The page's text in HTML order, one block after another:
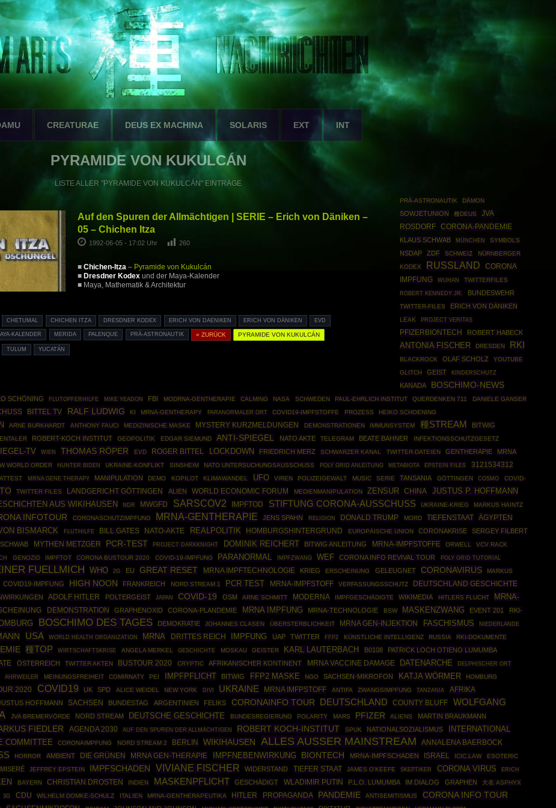
CREATURAE DEUS EX MACHINA SOLARIS EXT INT
PYRAMIDE VON KUKULCÁN
LISTE ALLER "PYRAMIDE VON KUKULCÁN" EINTRÄGE
Auf den Spuren der Allmächtigen | SERIE – Erich von Däniken –
05 – Chichen Itza
1992-06-05 - 17:02 Uhr 260
■ Chichen-Itza– Pyramide von Kukulcán
■ Dresdner Kodexund der Maya-Kalender
■ Maya, Mathematik & Architektur
CHETUMAL CHICHEN ITZA DRESDNER KODEX ERICH VON DAENIKEN ERICH VON DÄNIKEN EVD
KALENDER MERIDA PALENQUE PRÄ-ASTRONAUTIK « ZURÜCK PYRAMIDE VON KUKULCÁN
TULUM YUCATÁN
PRÄ-ASTRONAUTIK DÄMON
SOWJETUNION 種DEUS
JVA
ROSDORF CORONA-PANDEMIE
KLAUS SCHWAB MÜNCHEN SYMBOLS
NSDAP ZDF SCHWEIZ
NÜRNBERGER
KODEX
RUSSLAND
CORONA
IMPFUNG
WUHAN
TWITTERFILES
ROBERT KENNEDY JR.
BUNDESWEHR
TWITTER-FILES ERICH VON DÄNIKEN
LEAK PROJECT VERITAS
PFIZERBIONTECH ROBERT HABECK
ANTONIA FISCHER DRESDEN RKI
BLACKROCK OLAF SCHOLZ
YOUTUBE
GLITCH
GEIST KINDERSCHUTZ
KANADA BOSCHIMO-NEWS
SCHÖNING FLUTOPFERHILFE MIKE YEADON FBI MODRNA-GENTHERAPIE CALMING NASA SCHWEDEN PAUL-EHRLICH INSTITUT QUERDENKEN 711 DANIELE GANSER
BITTEL TV RALF LUDWIG KI MRNA-GENTHERAPY PARANORMALER ORT COVID19-IMPFSTOFFE PROZESS HEIKO SCHOENING
ARNE BURKHARDT ANTHONY FAUCI MEDIZINISCHE MASKE MYSTERY KURZMELDUNGEN DEMONSTRATIONEN IMMUNSYSTEM 種STREAM
BITWIG
ROBERT-KOCH INSTITUT GEOPOLITIK EDGAR SIEMUND ANTI-SPIEGEL NATO AKTE TELEGRAM BEATE BAHNER
INFEKTIONSSCHUTZGESETZ
TV WIEN THOMAS RÖPER EVD ROGER BITTEL LOCKDOWN FRIEDRICH MERZ SCHWARZER KANAL TWITTER-DATEIEN GENTHERAPIE
MRNA
WORLD ORDER HUNTER BIDEN UKRAINE-KONFLIKT SINSHEIM NATO UNTERSUCHUNGSAUSSCHUSS POLY GRID ANLEITUNG METABIOTA EPSTEIN FILES 3121534312
MRNA GENE THERAPY MANIPULATION DEMO KOPILOT KLIMAWANDEL UFO VIREN POLIZEIGEWALT MUSIC SERIE TANSANIA GÖTTINGEN COSMO
COVID-
TWITTER FILES LANDGERICHT GÖTTINGEN ALIEN WORLD ECONOMIC FORUM MEDIENMANIPULATION ZENSUR CHINA JUSTUS P. HOFFMANN
AUS WIKIHAUSEN NDR MWGFD SARSCOV2 IMPFTOD STIFTUNG CORONA-AUSSCHUSS UKRAINE-KRIEG MARKUS HAINTZ
INFOTOUR CORONASCHUTZIMPFUNG MRNA-GENTHERAPIE JENS SPAHN RELIGION DONALD TRUMP MORD TIEFENSTAAT ÄGYPTEN
BISMARCK FLUTHILFE BILL GATES NATO-AKTE REALPOLITIK HOMBURGSHINTERGRUND EUROPÄISCHE UNION CORONAKRISE SERGEY FILBERT
MYTHEN METZGER PCR-TEST PROJECT DARKKNIGHT DOMINIK REICHERT BITWIG ANLEITUNG MRNA-IMPFSTOFFE ORWELL
VCV RACK
GENOZID IMPFTOT CORONA BUSTOUR 2020 COVID-19-IMPFUNG PARANORMAL IMPFZWANG WEF CORONA INFO REVIVAL TOUR POLY GRID TUTORIAL
FUELLMICH WHO 2G EU GREAT RESET MRNA IMPFTECHNOLOGIE KRIEG ERSCHEINUNG GELEUGNET CORONAVIRUS
MARKUS
COVID19-IMPFUNG HIGH NOON FRANKREICH NORD STREAM 1 PCR TEST MRNA-IMPFSTOFF VERFASSUNGSSCHUTZ DEUTSCHLAND GESCHICHTE
ADOLF HITLER POLTERGEIST JAPAN COVID-19 OSM ARNE SCHMITT MODERNA IMPFGESCHÄDIGTE WIKIMEDIA HITLERS FLUCHT
MRNA-
DEMONSTRATION GRAPHENOXID CORONA-PLANDEMIE MRNA IMPFUNG MRNA-TECHNOLOGIE BSW MASKENZWANG EVENT 201
RKI-
BOSCHIMO DES TAGES DEMOKRATIE JOHANNES CLASEN ÜBERSTERBLICHKEIT MRNA GEN-INJEKTION FASCHISMUS NIEDERLANDE
USA WORLD HEALTH ORGANIZATION MRNA DRITTES REICH IMPFUNG UAP TWITTER FFP2 KÜNSTLICHE INTELLIGENZ RUSSIA RKI-DOKUMENTE
種TOP WIRTSCHAFTSKRISE ANGELA MERKEL GESCHICHTE MOSKAU GEISTER KARL LAUTERBACH B0108 PATRICK LOCH OTIENO LUMUMBA
ÖSTERREICH TWITTER AKTEN BUSTOUR 2020 CRYPTIC AFRIKANISCHER KONTINENT MRNA VACCINE DAMAGE DATENARCHE DELPHISCHER ORT
AHRWEILER MEINUNGSFREIHEIT COMIRNATY PEI IMPFPFLICHT BITWIG FFP2 MASKE NGO SACHSEN-MIKROFON KATJA WÖRMER
HOMBURG
2020 COVID19 UK SPD ALICE WEIDEL NEW YORK DIVI UKRAINE MRNA IMFPSTOFF ANTIFA ZWANGSIMPFUNG TANZANIA AFRIKA
HOFFMANN SACHSEN BUNDESTAG ARGENTINIEN FELIKS CORONAINFO TOUR DEUTSCHLAND COUNTY BLUFF
WOLFGANG
JVA BREMERVÖRDE NORD STREAM DEUTSCHE GESCHICHTE BUNDESREGIERUNG POLARITY MARS PFIZER ALIENS MARTIN BRAUKMANN
FIEDLER AGENDA 2030 AUF DEN SPUREN DER ALLMÄCHTIGEN ROBERT KOCH-INSTITUT SPUK NATIONALSOZIALISMUS
INTERNATIONAL
COMMITTEE
CORONAIMPFUNG NORD STREAM 2 BERLIN WIKIHAUSEN ALLES AUSSER MAINSTREAM ANNALENA BAERBOCK
HORROR AMBIENT DIE GRÜNEN MRNA GEN-THERAPIE IMPFNEBENWIRKUNG BIONTECH MRNA-IMPFSCHADEN ISRAEL ICIC.LAW ESOTERIC
JEFFREY EPSTEIN IMPFSCHADEN VIVIANE FISCHER WIDERSTAND TIEFER STAAT JAMES O'KEEFE SKEPTIKER CORONA VIRUS ERICH
BAYERN CHRISTIAN DROSTEN INDIEN MASKENPFLICHT GESCHÄDIGT WLADIMIR PUTIN P.L.O. LUMUMBA IM DIALOG GRAPHEN
大名 ASPHYX
3G CDU WILHELM DOMKE-SCHULZ ITALIEN MRNA-GENTHERAPEUTIKA HITLER PROPAGANDA PANDEMIE ANTISEMITISMUS CORONA INFO TOUR